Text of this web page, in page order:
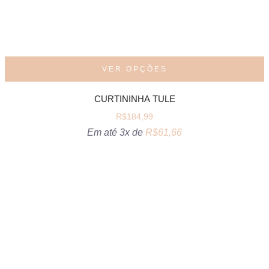
VER OPÇÕES
CURTININHA TULE
R$184,99
Em até 3x de R$61,66